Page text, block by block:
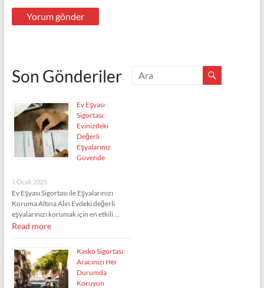
Son Gönderiler
Ev Eşyası
Sigortası:
Evinizdeki
Değerli
Eşyalarınız
Güvende
1 Ocak 2025
Ev Eşyası Sigortası ile Eşyalarınızı
Koruma Altına Alın Evdeki değerli
eşyalarınızı korumak için en etkili …
Read more
Kasko Sigortası:
Aracınızı Her
Durumda
Koruyun